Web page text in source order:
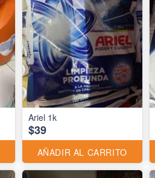
Ariel 1k
$39
AÑADIR AL CARRITO